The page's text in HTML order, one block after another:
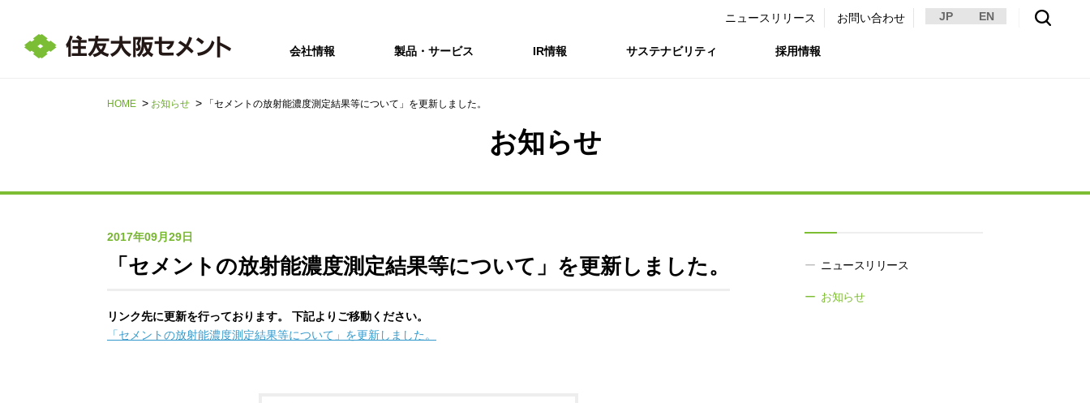
会社情報
事業紹介・研究開発
コンプライアンス
グループ会社一覧
製品・サービス IR情報
統合報告書
ディスクロージャー・ポリシー
IR資料室
お問い合わせ
サステナビリティ
ィ
マテリアリティ・SDGs
SOC Vision2035
中期経営計画
SOCN2050
Social（社会）
非財務情報ハイライト
アーカイブ
採用情報
インターンシップ（全国勤務コース）
アルムナイ採用サイト
ニュースリリース お問い合わせ JP EN
HOME お知らせ 「セメントの放射能濃度測定結果等について」を更新しました。
お知らせ
2017年09月29日
「セメントの放射能濃度測定結果等について」を更新しました。
リンク先に更新を行っております。 下記よりご移動ください。
「セメントの放射能濃度測定結果等について」を更新しました。
ニュースリリース
お知らせ